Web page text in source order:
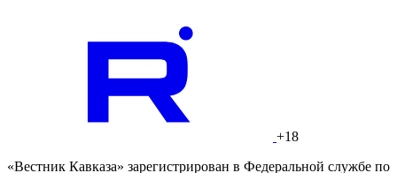
+18
«Вестник Кавказа» зарегистрирован в Федеральной службе по